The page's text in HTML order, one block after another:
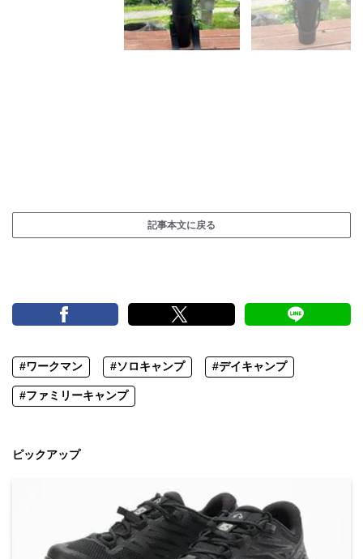
記事本文に戻る
#ワークマン #ソロキャンプ #デイキャンプ
#ファミリーキャンプ
ピックアップ